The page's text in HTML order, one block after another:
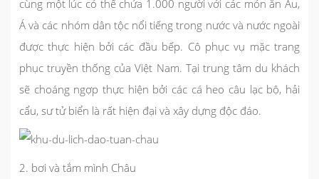
cùng một lúc có thể chứa 1.000 người với các món ăn Âu,
Á và các nhóm dân tộc nổi tiếng trong nước và nước ngoài
được thực hiện bởi các đầu bếp. Cô phục vụ mặc trang
phục truyền thống của Việt Nam. Tại trung tâm du khách
sẽ choáng ngợp thực hiện bởi các cá heo câu lạc bộ, hải
cẩu, sư tử biển là rất hiện đại và xây dựng độc đáo.
2. bơi và tắm mình Châu